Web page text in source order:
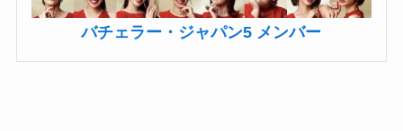
バチェラー・ジャパン5 メンバー